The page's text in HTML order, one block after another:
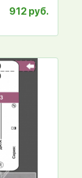
912 руб.